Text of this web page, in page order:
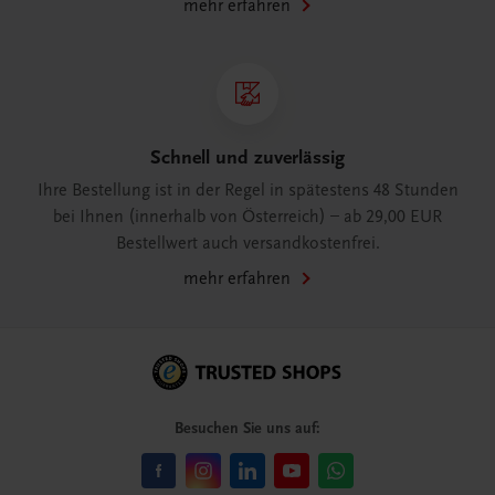
mehr erfahren
Schnell und zuverlässig
Ihre Bestellung ist in der Regel in spätestens 48 Stunden
bei Ihnen (innerhalb von Österreich) – ab 29,00 EUR
Bestellwert auch versandkostenfrei.
mehr erfahren
Besuchen Sie uns auf: